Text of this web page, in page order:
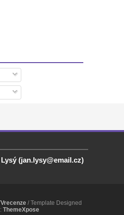
(jan.lysy@email.cz)
/ Template Designed
ThemeXpose